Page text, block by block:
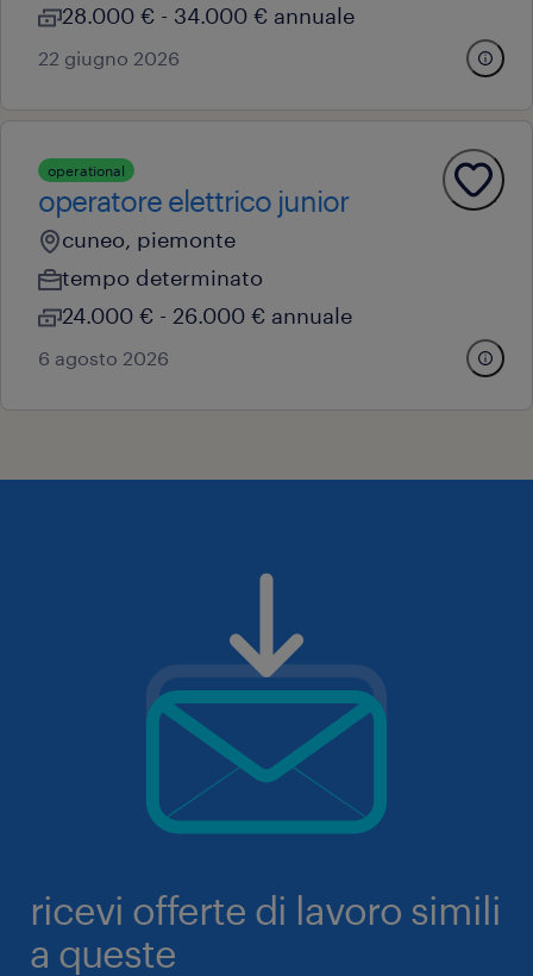
28.000 € - 34.000 € annuale
22 giugno 2026
operational
operatore elettrico junior
cuneo, piemonte
tempo determinato
24.000 € - 26.000 € annuale
6 agosto 2026
ricevi offerte di lavoro simili
a queste